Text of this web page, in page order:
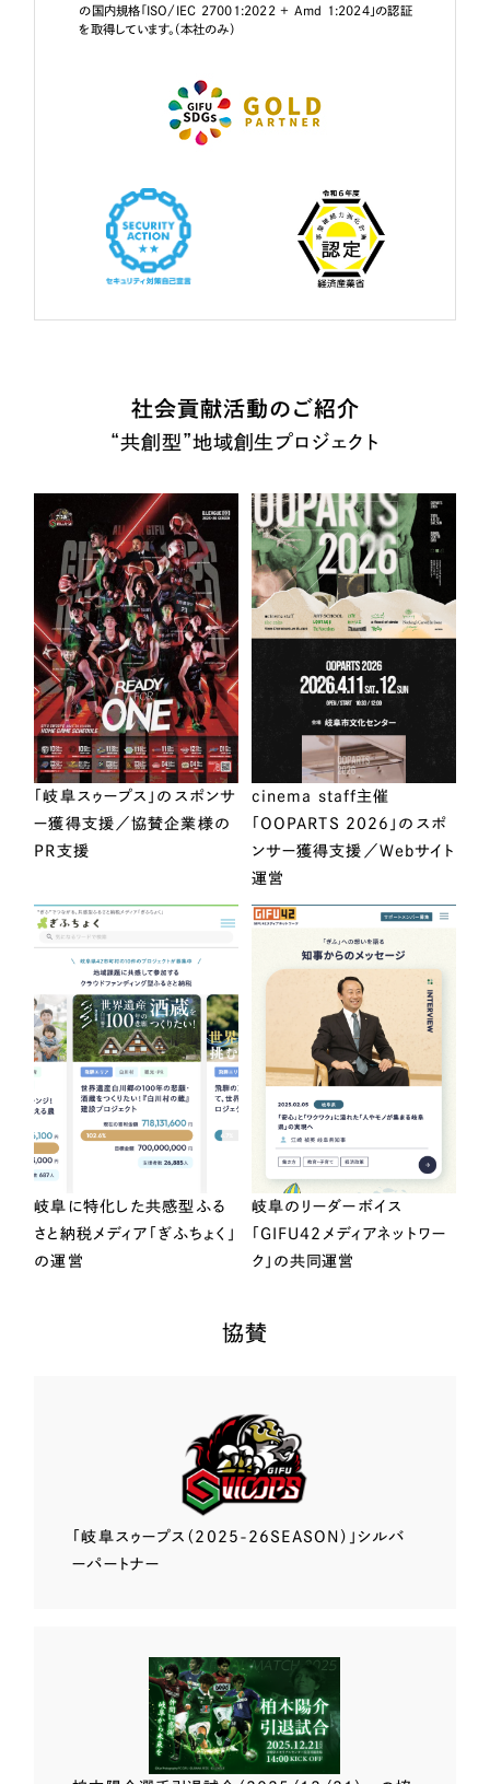
の国内規格「ISO/IEC 27001:2022 + Amd 1:2024」の認証
を取得しています。（本社のみ）
社会貢献活動のご紹介
“共創型”地域創生プロジェクト
「岐阜スゥープス」のスポンサ
ー獲得支援／協賛企業様の
PR支援
cinema staff主催
「OOPARTS 2026」のスポ
ンサー獲得支援／Webサイト
運営
岐阜に特化した共感型ふる
さと納税メディア「ぎふちょく」
の運営
岐阜のリーダーボイス
「GIFU42メディアネットワー
ク」の共同運営
協賛
「岐阜スゥープス （2025-26SEASON）」 シルバ
ーパートナー